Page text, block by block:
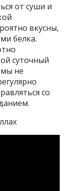
от суши и
вкусны,
белка.
суточный
не
со